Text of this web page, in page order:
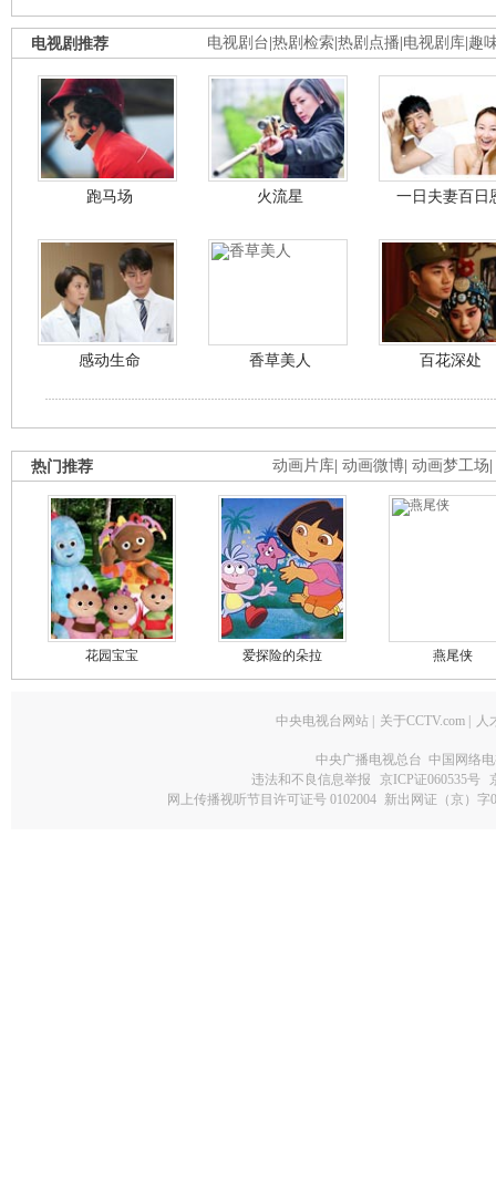
电视剧台 热剧检索 热剧点播 电视剧库 趣
电视剧推荐
跑马场 火流星 一日夫妻百日
感动生命 香草美人 百花深处
动画片库 动画微博 动画梦工场
热门推荐
花园宝宝 爱探险的朵拉 燕尾侠
中央电视台网站 关于CCTV.com 人
中央广播电视总台 中国网络
违法和不良信息举报
京ICP证060535号
网上传播视听节目许可证号 0102004 新出网证（京）